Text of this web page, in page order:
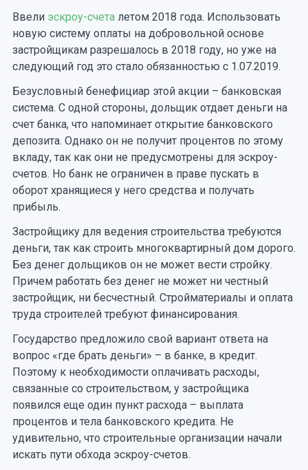
Ввели эскроу-счеталетом 2018 года. Использовать
новую систему оплаты на добровольной основе
застройщикам разрешалось в 2018 году, но уже на
следующий год это стало обязанностью с 1.07.2019.
Безусловный бенефициар этой акции – банковская
система. С одной стороны, дольщик отдает деньги на
счет банка, что напоминает открытие банковского
депозита. Однако он не получит процентов по этому
вкладу, так как они не предусмотрены для эскроу-
счетов. Но банк не ограничен в праве пускать в
оборот хранящиеся у него средства и получать
прибыль.
Застройщику для ведения строительства требуются
деньги, так как строить многоквартирный дом дорого.
Без денег дольщиков он не может вести стройку.
Причем работать без денег не может ни честный
застройщик, ни бесчестный. Стройматериалы и оплата
труда строителей требуют финансирования.
Государство предложило свой вариант ответа на
вопрос «где брать деньги» – в банке, в кредит.
Поэтому к необходимости оплачивать расходы,
связанные со строительством, у застройщика
появился еще один пункт расхода – выплата
процентов и тела банковского кредита. Не
удивительно, что строительные организации начали
искать пути обхода эскроу-счетов.